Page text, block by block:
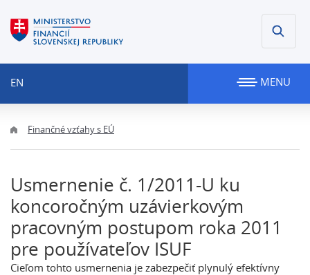
EN MENU
Finančné vzťahy s EÚ
Usmernenie č. 1/2011-U ku
koncoročným uzávierkovým
pracovným postupom roka 2011
pre používateľov ISUF
Cieľom tohto usmernenia je zabezpečiť plynulý efektívny